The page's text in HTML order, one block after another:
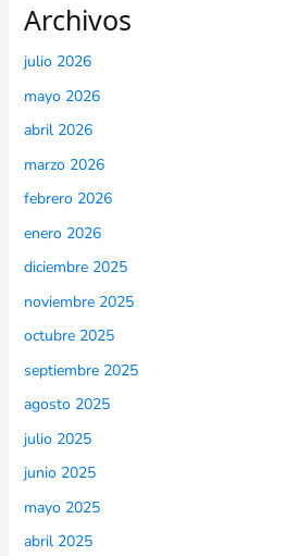
Archivos
julio 2026
mayo 2026
abril 2026
marzo 2026
febrero 2026
enero 2026
diciembre 2025
noviembre 2025
octubre 2025
septiembre 2025
agosto 2025
julio 2025
junio 2025
mayo 2025
abril 2025